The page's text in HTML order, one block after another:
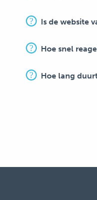
Is de website
Hoe snel
Hoe lang